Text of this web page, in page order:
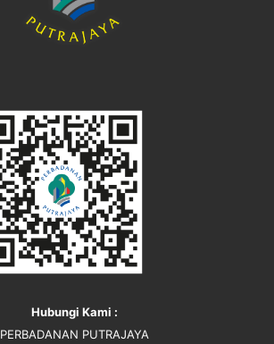
Hubungi Kami :
PERBADANAN PUTRAJAYA